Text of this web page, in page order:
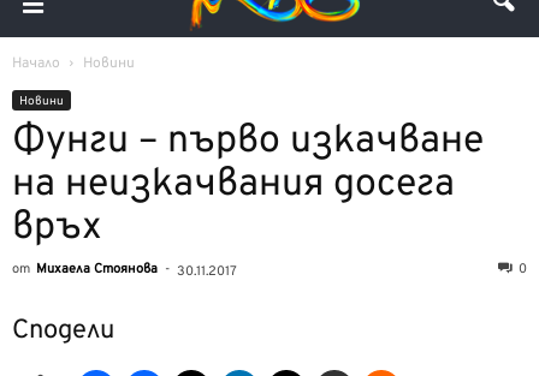
Начало Новини
Новини
Фунги – първо изкачване
на неизкачвания досега
връх
от Михаела Стоянова - 30.11.2017 0
Сподели